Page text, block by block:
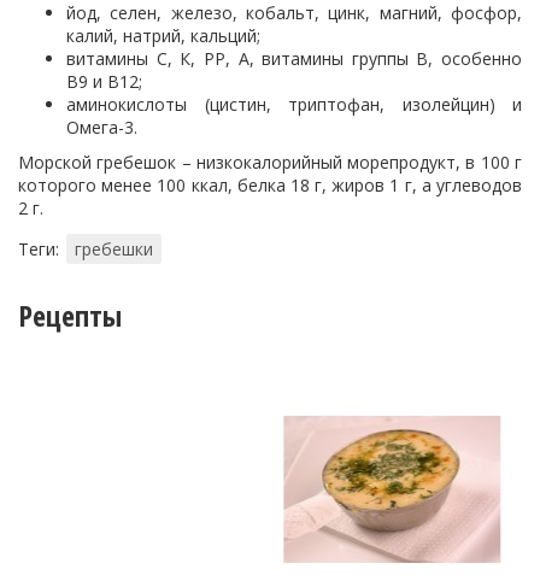
йод, селен, железо, кобальт, цинк, магний, фосфор,
калий, натрий, кальций;
витамины С, К, РР, А, витамины группы В, особенно
В9 и В12;
аминокислоты (цистин, триптофан, изолейцин) и
Омега-3.
Морской гребешок – низкокалорийный морепродукт, в 100 г
которого менее 100 ккал, белка 18 г, жиров 1 г, а углеводов
2 г.
Теги:
гребешки
Рецепты